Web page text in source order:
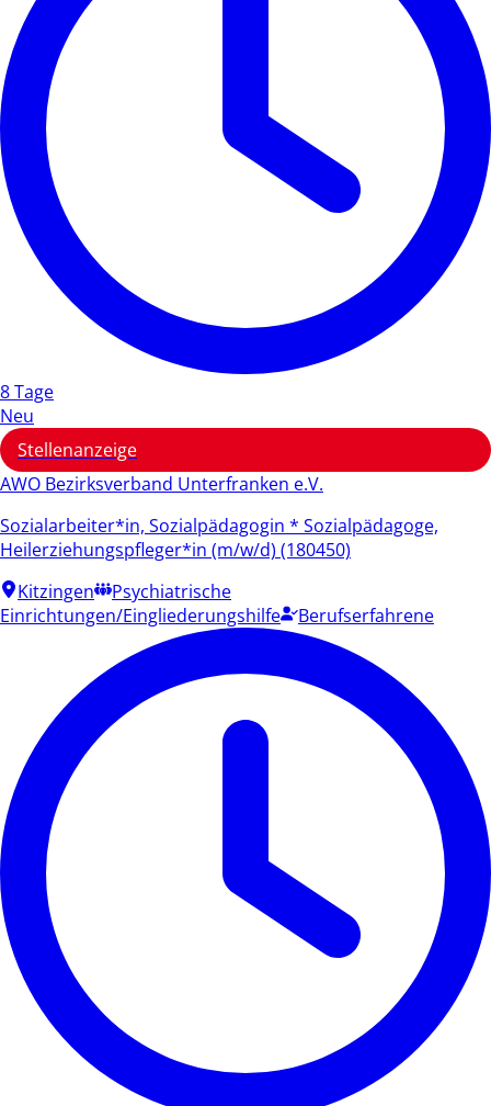
8 Tage
Neu
Stellenanzeige
AWO Bezirksverband Unterfranken e.V.
Sozialarbeiter*in, Sozialpädagogin * Sozialpädagoge,
Heilerziehungspfleger*in (m/w/d) (180450)
Kitzingen
Psychiatrische
Einrichtungen/Eingliederungshilfe
Berufserfahrene